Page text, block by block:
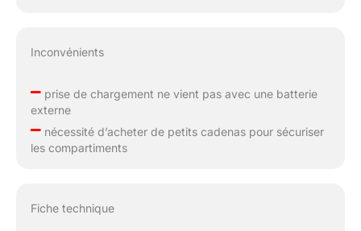
Inconvénients
–prise de chargement ne vient pas avec une batterie
externe
–nécessité d’acheter de petits cadenas pour sécuriser
les compartiments
Fiche technique